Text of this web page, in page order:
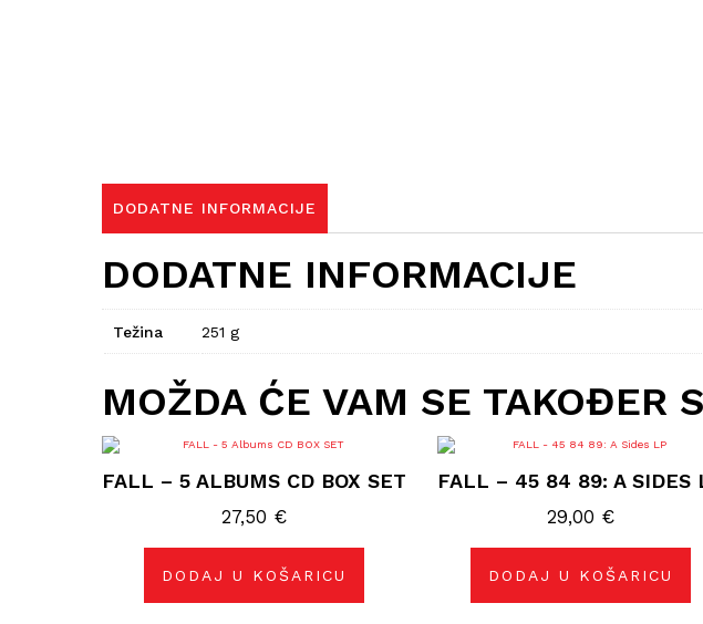
DODATNE INFORMACIJE
DODATNE INFORMACIJE
Težina 251 g
MOŽDA ĆE VAM SE TAKOĐER
FALL – 5 ALBUMS CD BOX SET
27,50 €
DODAJ U KOŠARICU
FALL – 45 84 89: A SIDES
29,00 €
DODAJ U KOŠARICU